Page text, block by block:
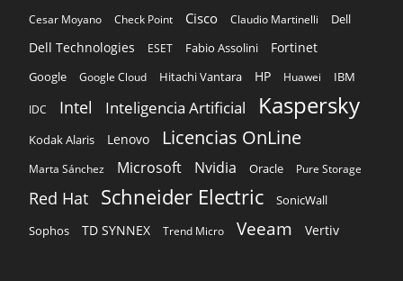
Cesar Moyano
Check Point Cisco Claudio Martinelli Dell
Dell Technologies ESET Fabio Assolini Fortinet
Google Google Cloud Hitachi Vantara HP Huawei IBM
IDC Intel Inteligencia Artificial Kaspersky
Kodak Alaris Lenovo Licencias OnLine
Marta Sánchez Microsoft Nvidia Oracle Pure Storage
Red Hat Schneider Electric SonicWall
Sophos TD SYNNEX Trend Micro Veeam Vertiv